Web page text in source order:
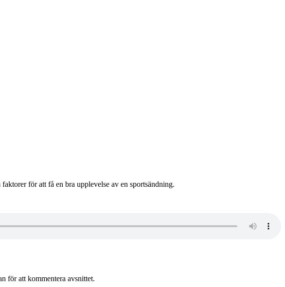
för att få en bra upplevelse av en sportsändning.
för att kommentera avsnittet.